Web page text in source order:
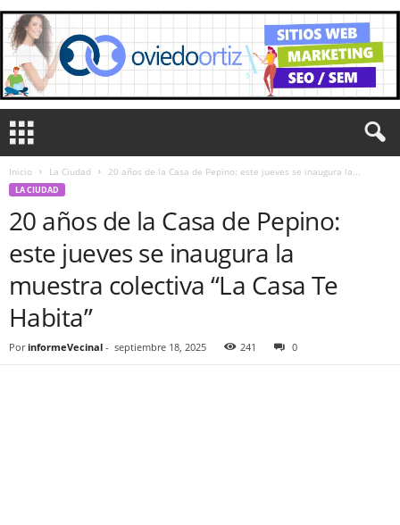
Inicio La Ciudad 20 años de la Casa de Pepino: este jueves se inaugura la...
LA CIUDAD
20 años de la Casa de Pepino:
este jueves se inaugura la
muestra colectiva “La Casa Te
Habita”
Por informeVecinal - septiembre 18, 2025 241 0